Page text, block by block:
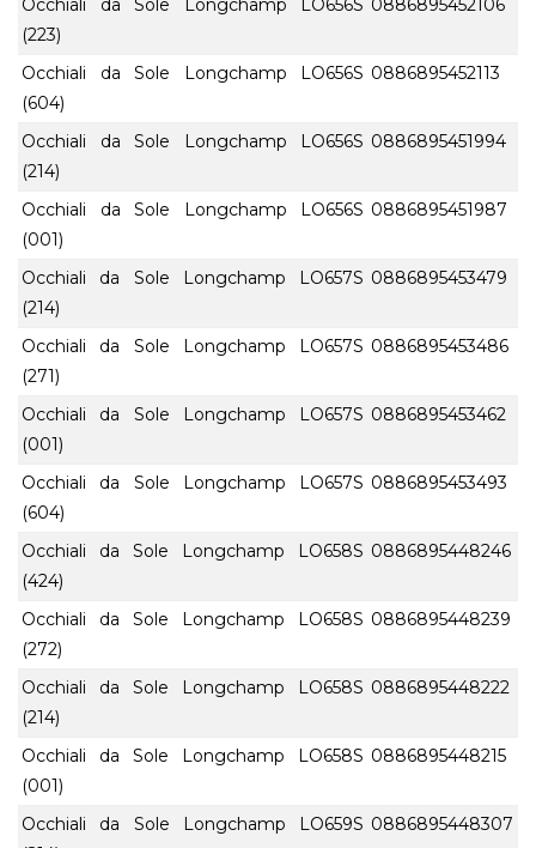
Occhiali da Sole Longchamp LO656S
(223)
0886895452106
Occhiali da Sole Longchamp LO656S
(604)
0886895452113
Occhiali da Sole Longchamp LO656S
(214)
0886895451994
Occhiali da Sole Longchamp LO656S
(001)
0886895451987
Occhiali da Sole Longchamp LO657S
(214)
0886895453479
Occhiali da Sole Longchamp LO657S
(271)
0886895453486
Occhiali da Sole Longchamp LO657S
(001)
0886895453462
Occhiali da Sole Longchamp LO657S
(604)
0886895453493
Occhiali da Sole Longchamp LO658S
(424)
0886895448246
Occhiali da Sole Longchamp LO658S
(272)
0886895448239
Occhiali da Sole Longchamp LO658S
(214)
0886895448222
Occhiali da Sole Longchamp LO658S
(001)
0886895448215
Occhiali da Sole Longchamp LO659S 0886895448307